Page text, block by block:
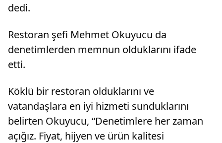
dedi.
Restoran şefi Mehmet Okuyucu da
denetimlerden memnun olduklarını ifade
etti.
Köklü bir restoran olduklarını ve
vatandaşlara en iyi hizmeti sunduklarını
belirten Okuyucu, “Denetimlere her zaman
açığız. Fiyat, hijyen ve ürün kalitesi